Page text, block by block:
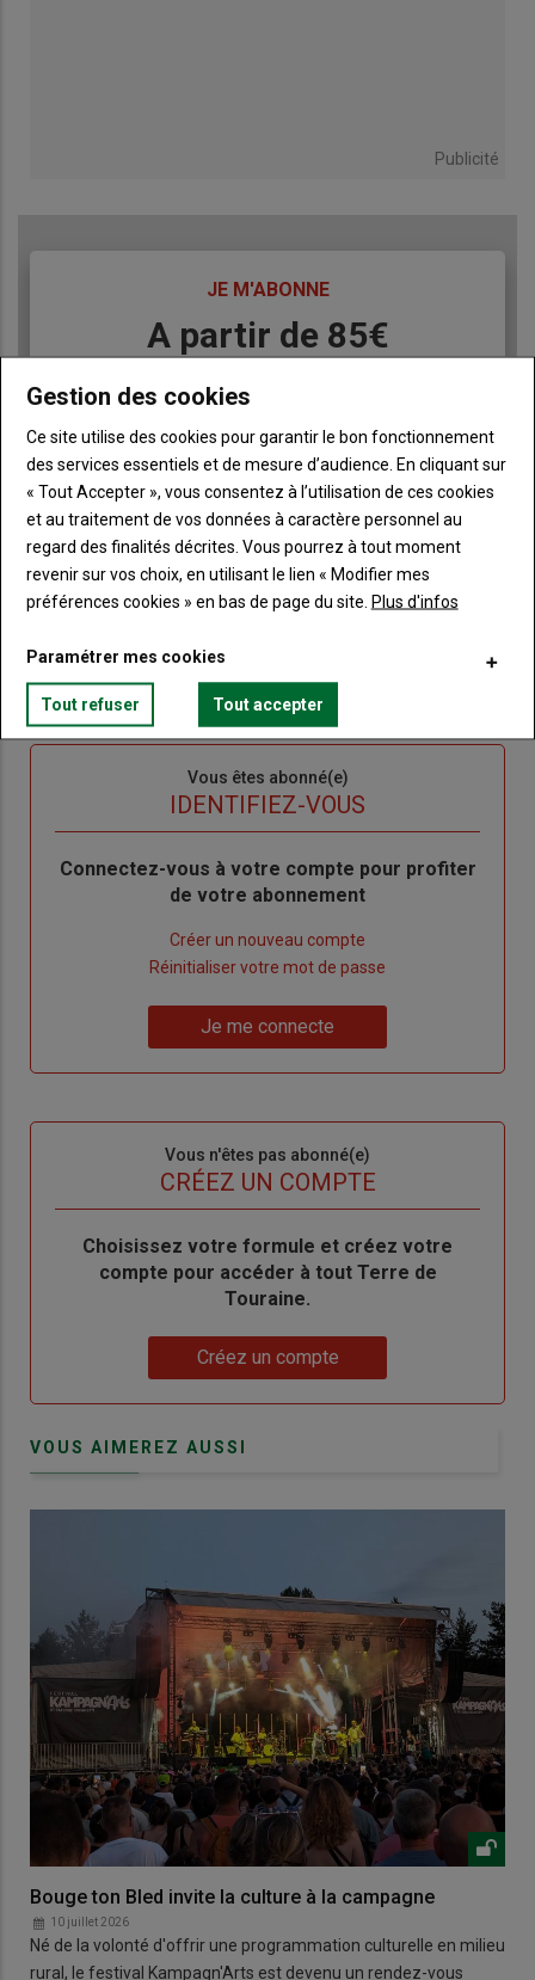
Publicité
JE M'ABONNE
A partir de 85€
Lien JE M'ABONNE
Liste
à
puce
Accédez à tous les articles du site Terre de Touraine
Consultez le journal Terre de Touraine au format
numérique, sur tous les supports
Ne manquez aucune information grâce à la
newsletter du journal Terre de Touraine
Vous êtes abonné(e)
IDENTIFIEZ-VOUS
Body
Connectez-vous à votre compte pour profiter
de votre abonnement
Créer un nouveau compte
de
Réinitialiser votre mot de passe
me
Je me connecte
Vous n'êtes pas abonné(e)
CRÉEZ UN COMPTE
BodyChoisissez votre formule et créez votre
compte pour accéder à tout Terre de
Touraine.
Créez un compte
VOUS AIMEREZ AUSSI
Bouge ton Bled invite la culture à la campagne
10 juillet 2026
Né de la volonté d'offrir une programmation culturelle en milieu
rural, le festival Kampagn'Arts est devenu un rendez-vous
Gestion des cookies
Ce site utilise des cookies pour garantir le bon fonctionnement
des services essentiels et de mesure d’audience. En cliquant sur
« Tout Accepter », vous consentez à l’utilisation de ces cookies
et au traitement de vos données à caractère personnel au
regard des finalités décrites. Vous pourrez à tout moment
revenir sur vos choix, en utilisant le lien « Modifier mes
préférences cookies » en bas de page du site. Plus d'infos
Paramétrer mes cookies
Tout refuser Tout accepter